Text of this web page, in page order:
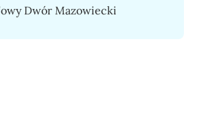
Dwór Mazowiecki